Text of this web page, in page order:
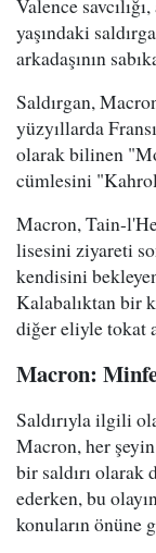
Valence
yaşındaki
arkadaşının
Saldırgan,
yüzyıllarda
olarak bilinen
cümlesini
Macron, Tain-
lisesini ziyareti
kendisini
Kalabalıktan bir
diğer eliyle tokat
Macron:
Saldırıyla ilgili
Macron, her
bir saldırı
ederken, bu
konuların önüne